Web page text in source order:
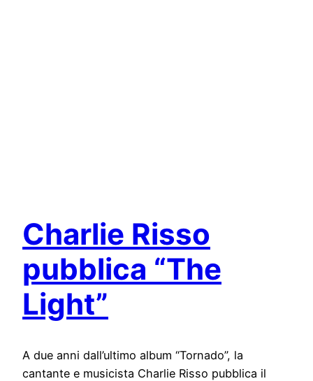
Charlie Risso
pubblica “The
Light”
A due anni dall’ultimo album “Tornado”, la
cantante e musicista Charlie Risso pubblica il